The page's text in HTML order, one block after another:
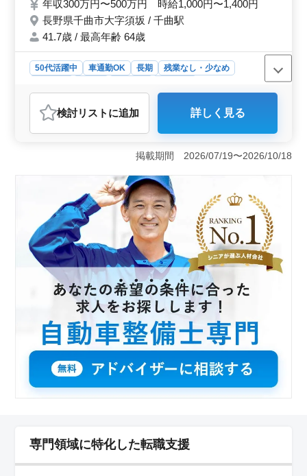
年収300万円〜500万円 時給1,000円〜1,400円
長野県千曲市大字須坂 / 千曲駅
41.7歳 / 最高年齢 64歳
50代活躍中 車通勤OK 長期
残業なし・少なめ
自動車整備士
おすすめポイント
＜働きやすさ＞ 長野県千曲市の自動車整備工場での検
査員募集です。車通勤OKであり、通勤時間を有効に使え
ます。また、残業が少なく、社会保険も完備されていま
すので、安定した雇用環境が整っています。 ＜仕事
内容＞ 車検後の最終点検や保安基準適合証の作成な
ど、検査業務全般に携わります。一日に3件程度の車検対
応を行います。検査員資格者の方は条件面で優遇されま
すので、経験を活かして活躍できる環境です。 ＜キ
ャリア支援＞ 50代以上の方も積極的に採用されてお
り、経験豊富なシニア層が活躍しています。自動車整備
経験が5年以上の方を対象にしており、安定した雇用環境
でキャリアを築くことが可能です。
検討リスト に追加 詳しく見る
掲載期間 2026/07/19〜2026/10/18
専門領域に特化した転職支援